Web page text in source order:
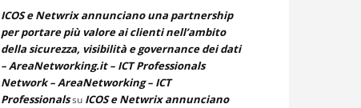
ICOS e Netwrix annunciano una partnership
per portare più valore ai clienti nell’ambito
della sicurezza, visibilità e governance dei dati
– AreaNetworking.it – ICT Professionals
Network – AreaNetworking – ICT
Professionalssu ICOS e Netwrix annunciano